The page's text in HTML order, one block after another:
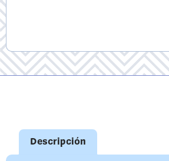
Descripción